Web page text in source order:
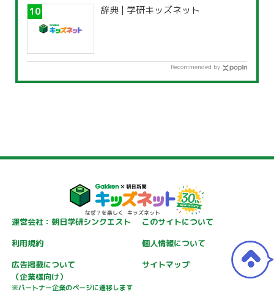
辞典 | 学研キッズネット
Recommended by
運営会社：朝日学研シンクエスト
このサイトについて
利用規約
個人情報について
広告掲載について
（企業様向け）
※パートナー企業のページに遷移します
サイトマップ